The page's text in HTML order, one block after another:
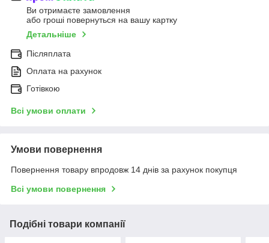
Ви отримаєте замовлення
або гроші повернуться на вашу картку
Детальніше
Післяплата
Оплата на рахунок
Готівкою
Всі умови оплати
Умови повернення
Повернення товару впродовж 14 днів за рахунок покупця
Всі умови повернення
Подібні товари компанії